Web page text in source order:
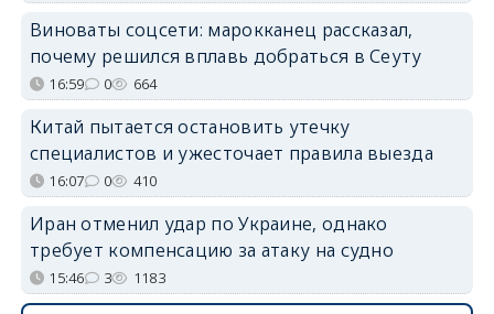
Виноваты соцсети: марокканец рассказал,
почему решился вплавь добраться в Сеуту
16:59 0 664
Китай пытается остановить утечку
специалистов и ужесточает правила выезда
16:07 0 410
Иран отменил удар по Украине, однако
требует компенсацию за атаку на судно
15:46 3 1183